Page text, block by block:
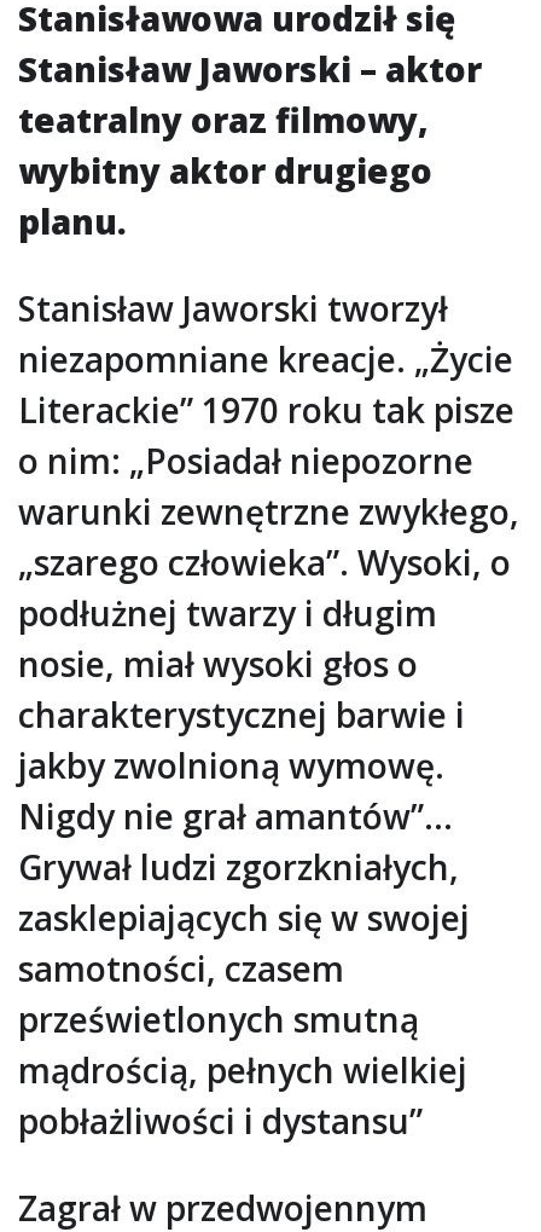
Stanisławowa urodził się
Stanisław Jaworski – aktor
teatralny oraz filmowy,
wybitny aktor drugiego
planu.
Stanisław Jaworski tworzył
niezapomniane kreacje. „Życie
Literackie” 1970 roku tak pisze
o nim: „Posiadał niepozorne
warunki zewnętrzne zwykłego,
„szarego człowieka”. Wysoki, o
podłużnej twarzy i długim
nosie, miał wysoki głos o
charakterystycznej barwie i
jakby zwolnioną wymowę.
Nigdy nie grał amantów”…
Grywał ludzi zgorzkniałych,
zasklepiających się w swojej
samotności, czasem
prześwietlonych smutną
mądrością, pełnych wielkiej
pobłażliwości i dystansu”
Zagrał w przedwojennym